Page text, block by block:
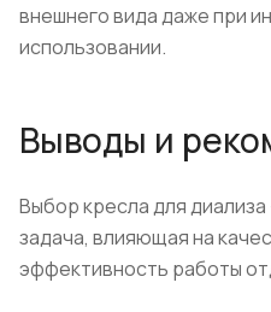
внешнего вида даже при
использовании.
Выводы и
Выбор кресла для
задача, влияющая на
эффективность работы